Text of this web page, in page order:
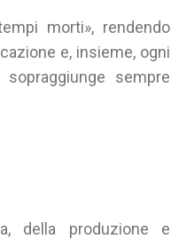
morti», rendendo
e, insieme, ogni
sempre
della produzione e